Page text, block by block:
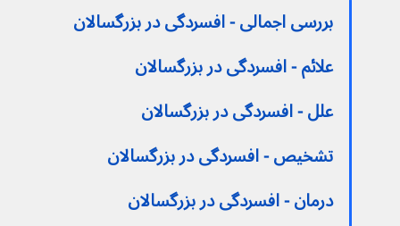
بررسی اجمالی - افسردگی در بزرگسالان
علائم - افسردگی در بزرگسالان
علل - افسردگی در بزرگسالان
تشخیص - افسردگی در بزرگسالان
درمان - افسردگی در بزرگسالان